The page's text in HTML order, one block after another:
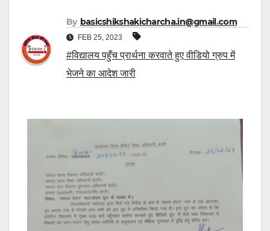
By basicshikshakicharcha.in@gmail.com
FEB 25, 2023
#विद्यालय पहुँच प्रार्थना करवाते हुए वीडियो ग्रुप में
भेजने का आदेश जारी